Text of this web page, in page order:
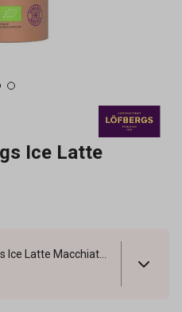
Ice Latte
Kaffedryck Löfbergs Ice Latte Macchiato 230ml